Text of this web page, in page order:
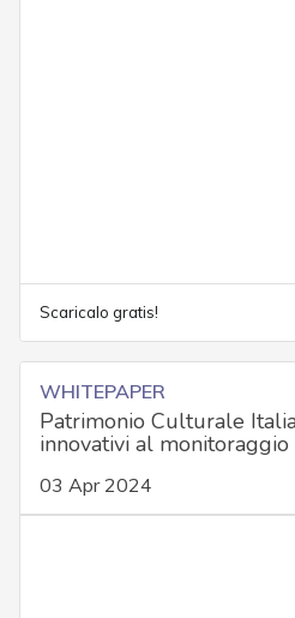
Scaricalo gratis!
WHITEPAPER
Patrimonio Culturale
innovativi al monitoraggio
03 Apr 2024